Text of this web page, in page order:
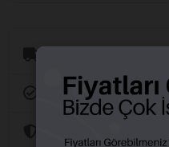
Orijinal Ürün Garantisi